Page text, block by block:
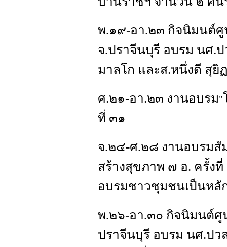
พ.๑๙-อา.๒๓ กิจนิมนต์
จ.ปราจีนบุรี อบรม นศ.
มาลโก และส.หนึ่งดี สุยิ
ศ.๒๑-อา.๒๓ งานอบรม"
ที่ ๓๑
จ.๒๔-ศ.๒๘ งานอบรมสั
สร้างสุขภาพ ๗ อ. ครั้ง
อบรมชาวชุมชนเป็นหลั
พ.๒๖-อา.๓๐ กิจนิมนต์
ปราจีนบุรี อบรม นศ.ปว